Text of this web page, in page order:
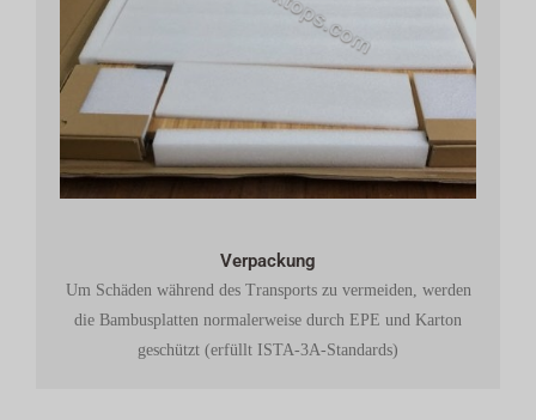
Verpackung
Um Schäden während des Transports zu vermeiden, werden
die Bambusplatten normalerweise durch EPE und Karton
geschützt (erfüllt ISTA-3A-Standards)